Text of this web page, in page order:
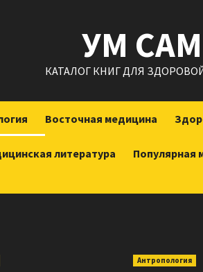
УМ
КАТАЛОГ КНИГ ДЛЯ
Восточная медицина
литература Популярная
Антропология